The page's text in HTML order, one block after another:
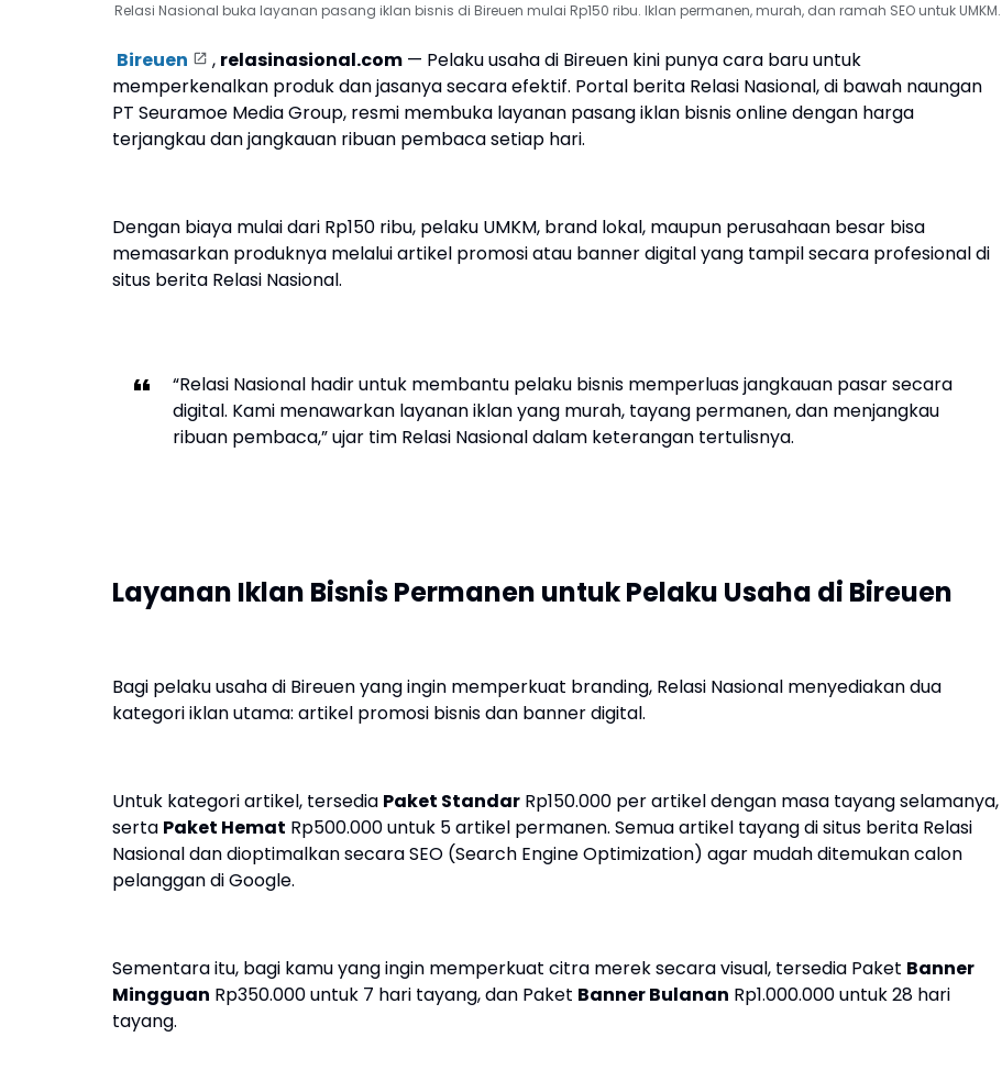
Relasi Nasional buka layanan pasang iklan bisnis di Bireuen mulai Rp150 ribu. Iklan permanen, murah, dan ramah SEO untuk UMKM.
Bireuen , relasinasional.com — Pelaku usaha di Bireuen kini punya cara baru untuk
memperkenalkan produk dan jasanya secara efektif. Portal berita Relasi Nasional, di bawah naungan
PT Seuramoe Media Group, resmi membuka layanan pasang iklan bisnis online dengan harga
terjangkau dan jangkauan ribuan pembaca setiap hari.
Dengan biaya mulai dari Rp150 ribu, pelaku UMKM, brand lokal, maupun perusahaan besar bisa
memasarkan produknya melalui artikel promosi atau banner digital yang tampil secara profesional di
situs berita Relasi Nasional.
“Relasi Nasional hadir untuk membantu pelaku bisnis memperluas jangkauan pasar secara
digital. Kami menawarkan layanan iklan yang murah, tayang permanen, dan menjangkau
ribuan pembaca,” ujar tim Relasi Nasional dalam keterangan tertulisnya.
Layanan Iklan Bisnis Permanen untuk Pelaku Usaha di Bireuen
Bagi pelaku usaha di Bireuen yang ingin memperkuat branding, Relasi Nasional menyediakan dua
kategori iklan utama: artikel promosi bisnis dan banner digital.
Untuk kategori artikel, tersedia Paket Standar Rp150.000 per artikel dengan masa tayang selamanya,
serta Paket Hemat Rp500.000 untuk 5 artikel permanen. Semua artikel tayang di situs berita Relasi
Nasional dan dioptimalkan secara SEO (Search Engine Optimization) agar mudah ditemukan calon
pelanggan di Google.
Sementara itu, bagi kamu yang ingin memperkuat citra merek secara visual, tersedia Paket Banner
Mingguan Rp350.000 untuk 7 hari tayang, dan Paket Banner Bulanan Rp1.000.000 untuk 28 hari
tayang.